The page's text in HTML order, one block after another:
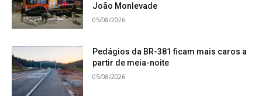
João Monlevade
05/08/2026
Pedágios da BR-381 ficam mais caros a
partir de meia-noite
05/08/2026